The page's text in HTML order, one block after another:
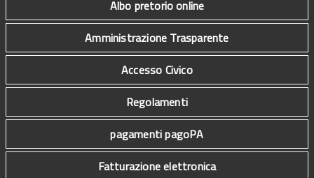
Albo pretorio online
Amministrazione Trasparente
Accesso Civico
Regolamenti
pagamenti pagoPA
Fatturazione elettronica